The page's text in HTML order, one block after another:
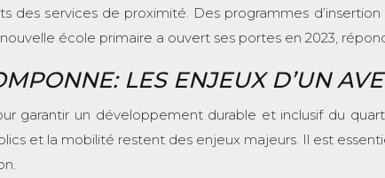
des services de proximité. Des programmes
école primaire a ouvert ses portes en 2023,
LES ENJEUX D’UN
garantir un développement durable et inclusif du
et la mobilité restent des enjeux majeurs. Il est